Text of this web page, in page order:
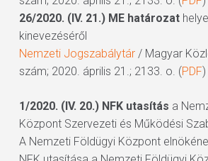
26/2020. (IV. 21.) ME határozat
kinevezéséről
Nemzeti Jogszabálytár/ Magyar
szám; 2020. április 21.; 2133. o. (PDF)
1/2020. (IV. 20.) NFK utasítás a
Központ Szervezeti és Működési
A Nemzeti Földügyi Központ